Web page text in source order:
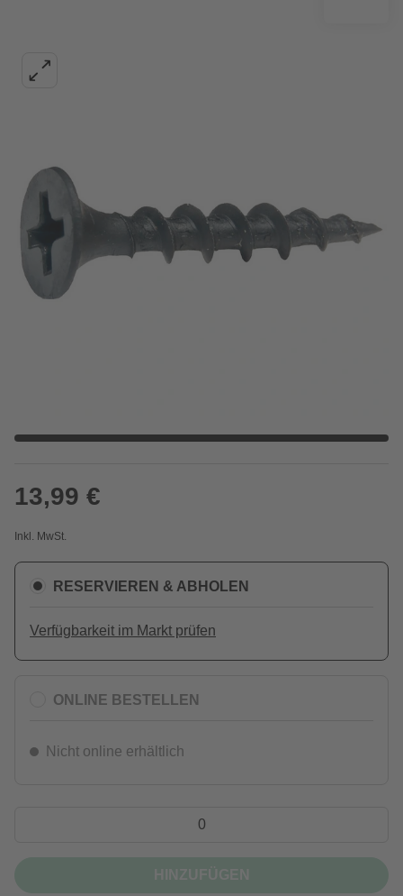
13,99 €
Inkl. MwSt.
RESERVIEREN & ABHOLEN
Verfügbarkeit im Markt prüfen
ONLINE BESTELLEN
Nicht online erhältlich